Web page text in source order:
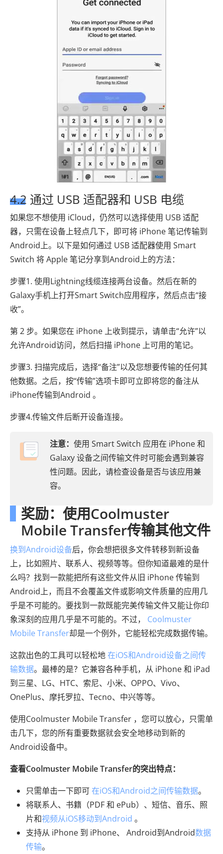
4.2 通过 USB 适配器和 USB 电缆
如果您不想使用 iCloud，仍然可以选择使用 USB 适配
器，只需在设备上轻点几下，即可将 iPhone 笔记传输到
Android上。以下是如何通过 USB 适配器使用 Smart
Switch 将 Apple 笔记分享到Android上的方法：
步骤1. 使用Lightning线缆连接两台设备。然后在新的
Galaxy手机上打开Smart Switch应用程序，然后点击“接
收”。
第 2 步。如果您在 iPhone 上收到提示，请单击“允许”以
允许Android访问，然后扫描 iPhone 上可用的笔记。
步骤3. 扫描完成后，选择“备注”以及您想要传输的任何其
他数据。之后，按“传输”选项卡即可立即将您的备注从
iPhone传输到Android 。
步骤4.传输文件后断开设备连接。
注意： 使用 Smart Switch 应用在 iPhone 和
Galaxy 设备之间传输文件时可能会遇到兼容
性问题。因此，请检查设备是否与该应用兼
容。
奖励：使用Coolmuster
Mobile Transfer传输其他文件
换到Android设备后，你会想把很多文件转移到新设备
上，比如照片、联系人、视频等等。但你知道最难的是什
么吗？找到一款能把所有这些文件从旧 iPhone 传输到
Android上，而且不会覆盖文件或影响文件质量的应用几
乎是不可能的。要找到一款既能完美传输文件又能让你印
象深刻的应用几乎是不可能的。不过， Coolmuster
Mobile Transfer却是一个例外，它能轻松完成数据传输。
这款出色的工具可以轻松地在iOS和Android设备之间传
输数据。最棒的是？它兼容各种手机，从 iPhone 和 iPad
到三星、LG、HTC、索尼、小米、OPPO、Vivo、
OnePlus、摩托罗拉、Tecno、中兴等等。
使用Coolmuster Mobile Transfer ，您可以放心，只需单
击几下，您的所有重要数据就会安全地移动到新的
Android设备中。
查看Coolmuster Mobile Transfer的突出特点：
只需单击一下即可在iOS和Android之间传输数据。
将联系人、书籍（PDF 和 ePub）、短信、音乐、照
片和视频从iOS移动到Android 。
支持从 iPhone 到 iPhone、 Android到Android数据
传输。